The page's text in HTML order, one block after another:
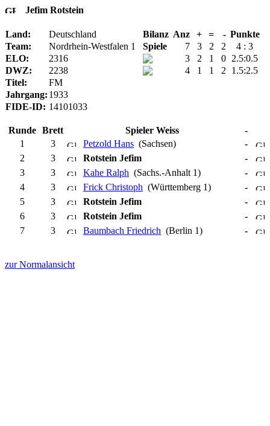
Jefim Rotstein
Land: Deutschland Bilanz Anz + = - Punkte
Team:
Nordrhein-Westfalen 1 Spiele 7 3 2 2
4 : 3
ELO:
2316 3 2 1 0 2.5:0.5
DWZ:
2238 4 1 1 2
1.5:2.5
Titel:
FM
Jahrgang: 1933
FIDE-ID: 14101033
Runde Brett Spieler Weiss
-
1
3 Petzold Hans (Sachsen)
-
2
3 Rotstein Jefim
-
3
3 Kahe Ralph (Sachs.-Anhalt 1)
-
4
3 Frick Christoph (Württemberg 1)
-
5
3 Rotstein Jefim
-
6
3 Rotstein Jefim
-
7
3 Baumbach Friedrich (Berlin 1) -
zur Normalansicht